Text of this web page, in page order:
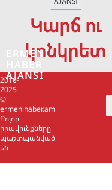
Կարճ ու
կոնկրետ
2010-
2025
©
ermenihaber.am
Բոլոր
իրավունքները
պաշտպանված
են
ERMENİ
HABER
AJANSI